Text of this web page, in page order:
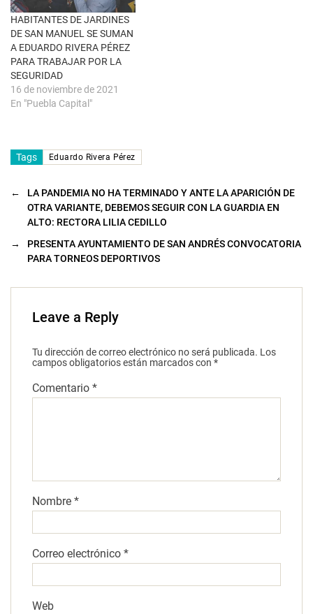
n
a
n
u
e
v
a
)
HABITANTES DE JARDINES
DE SAN MANUEL SE SUMAN
A EDUARDO RIVERA PÉREZ
PARA TRABAJAR POR LA
SEGURIDAD
16 de noviembre de 2021
En "Puebla Capital"
Tags Eduardo Rivera Pérez
←
LA PANDEMIA NO HA TERMINADO Y ANTE LA APARICIÓN DE
OTRA VARIANTE, DEBEMOS SEGUIR CON LA GUARDIA EN
ALTO: RECTORA LILIA CEDILLO
→
PRESENTA AYUNTAMIENTO DE SAN ANDRÉS CONVOCATORIA
PARA TORNEOS DEPORTIVOS
Leave a Reply
Tu dirección de correo electrónico no será publicada. Los
campos obligatorios están marcados con *
Comentario *
Nombre *
Correo electrónico *
Web